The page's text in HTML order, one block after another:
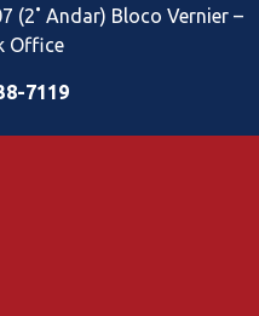
(2˚ Andar) Bloco Vernier –
Office
7119